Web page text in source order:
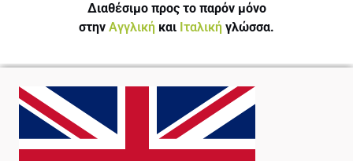
Διαθέσιμο προς το παρόν μόνο
στην Αγγλική και Ιταλική γλώσσα.